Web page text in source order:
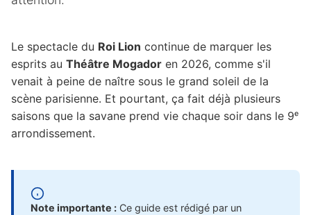
Le spectacle du Roi Lion continue de marquer les
esprits au Théâtre Mogador en 2026, comme s'il
venait à peine de naître sous le grand soleil de la
scène parisienne. Et pourtant, ça fait déjà plusieurs
saisons que la savane prend vie chaque soir dans le 9ᵉ
arrondissement.
Note importante : Ce guide est rédigé par un